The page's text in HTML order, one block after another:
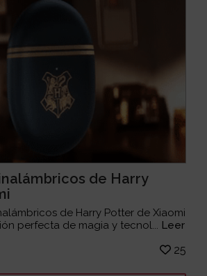
de Harry
de Harry Potter de Xiaomi
perfecta de magia y tecnol... Leer
25